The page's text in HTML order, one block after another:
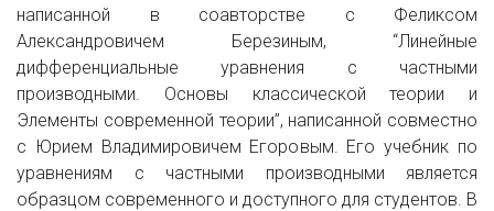
написанной в соавторстве с Феликсом
Александровичем Березиным, “Линейные
дифференциальные уравнения с частными
производными. Основы классической теории и
Элементы современной теории”, написанной совместно
с Юрием Владимировичем Егоровым. Его учебник по
уравнениям с частными производными является
образцом современного и доступного для студентов. В